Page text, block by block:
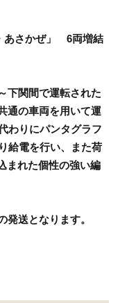
あさかぜ」 6両増結
下関間で運転された
通の車両を用いて運
わりにパンタグラフ
給電を行い、また荷
まれた個性の強い編
送となります。